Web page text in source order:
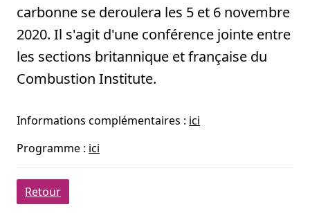
carbonne se deroulera les 5 et 6 novembre
2020. Il s'agit d'une conférence jointe entre
les sections britannique et française du
Combustion Institute.
Informations complémentaires : ici
Programme : ici
Retour